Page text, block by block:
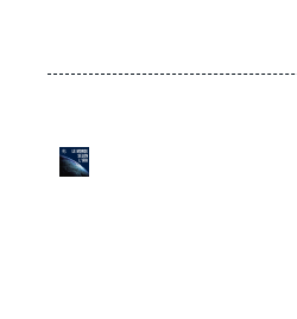
Logo
URL
de
Spotify